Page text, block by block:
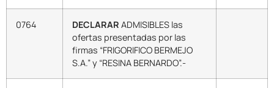
0764 DECLARAR ADMISIBLES las
ofertas presentadas por las
firmas “FRIGORIFICO BERMEJO
S.A.” y “RESINA BERNARDO”.-